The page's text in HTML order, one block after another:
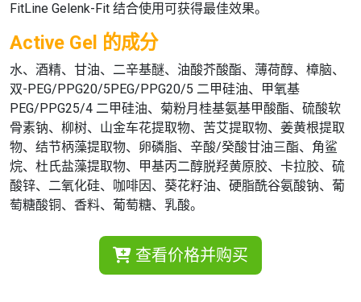
FitLine Gelenk-Fit 结合使用可获得最佳效果。
Active Gel 的成分
水、酒精、甘油、二辛基醚、油酸芥酸酯、薄荷醇、樟脑、
双-PEG/PPG20/5РЕG/PPG20/5 二甲硅油、甲氧基
PEG/PPG25/4 二甲硅油、菊粉月桂基氨基甲酸酯、硫酸软
骨素钠、柳树、山金车花提取物、苦艾提取物、姜黄根提取
物、结节柄藻提取物、卵磷脂、辛酸/癸酸甘油三酯、角鲨
烷、杜氏盐藻提取物、甲基丙二醇脱羟黄原胶、卡拉胶、硫
酸锌、二氧化硅、咖啡因、葵花籽油、硬脂酰谷氨酸钠、葡
萄糖酸铜、香料、葡萄糖、乳酸。
查看价格并购买